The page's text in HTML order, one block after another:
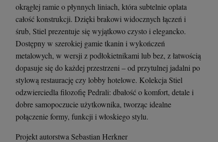
okrągłej ramie o płynnych liniach, która subtelnie oplata
całość konstrukcji. Dzięki brakowi widocznych łączeń i
śrub, Stiel prezentuje się wyjątkowo czysto i elegancko.
Dostępny w szerokiej gamie tkanin i wykończeń
metalowych, w wersji z podłokietnikami lub bez, z łatwością
dopasuje się do każdej przestrzeni – od przytulnej jadalni po
stylową restaurację czy lobby hotelowe. Kolekcja Stiel
odzwierciedla filozofię Pedrali: dbałość o komfort, detale i
dobre samopoczucie użytkownika, tworząc idealne
połączenie formy, funkcji i włoskiego stylu.
Projekt autorstwa Sebastian Herkner